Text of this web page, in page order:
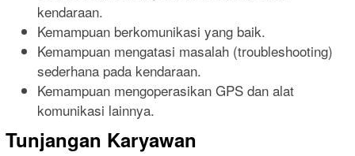
kendaraan.
Kemampuan berkomunikasi yang baik.
Kemampuan mengatasi masalah (troubleshooting)
sederhana pada kendaraan.
Kemampuan mengoperasikan GPS dan alat
komunikasi lainnya.
Tunjangan Karyawan